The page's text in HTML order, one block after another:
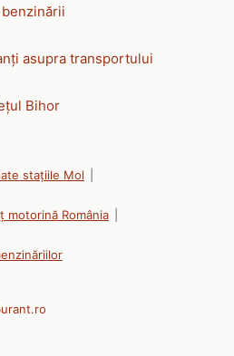
asupra transportului
Bihor
stațiile Mol
motorină România